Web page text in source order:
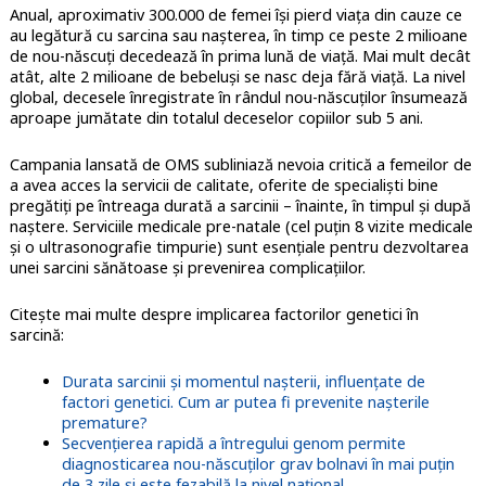
Anual, aproximativ 300.000 de femei își pierd viața din cauze ce
au legătură cu sarcina sau nașterea, în timp ce peste 2 milioane
de nou-născuți decedează în prima lună de viață. Mai mult decât
atât, alte 2 milioane de bebeluși se nasc deja fără viață. La nivel
global, decesele înregistrate în rândul nou-născuților însumează
aproape jumătate din totalul deceselor copiilor sub 5 ani.
Campania lansată de OMS subliniază nevoia critică a femeilor de
a avea acces la servicii de calitate, oferite de specialiști bine
pregătiți pe întreaga durată a sarcinii – înainte, în timpul și după
naștere. Serviciile medicale pre-natale (cel puțin 8 vizite medicale
și o ultrasonografie timpurie) sunt esențiale pentru dezvoltarea
unei sarcini sănătoase și prevenirea complicațiilor.
Citește mai multe despre implicarea factorilor genetici în
sarcină:
Durata sarcinii și momentul nașterii, influențate de
factori genetici. Cum ar putea fi prevenite nașterile
premature?
Secvențierea rapidă a întregului genom permite
diagnosticarea nou-născuților grav bolnavi în mai puțin